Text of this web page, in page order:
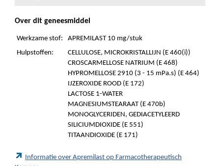
Over dit geneesmiddel
Werkzame stof:
APREMILAST 10 mg/stuk
Hulpstoffen:
CELLULOSE, MICROKRISTALLIJN (E 460(i))
CROSCARMELLOSE NATRIUM (E 468)
HYPROMELLOSE 2910 (3 - 15 mPa.s) (E 464)
IJZEROXIDE ROOD (E 172)
LACTOSE 1-WATER
MAGNESIUMSTEARAAT (E 470b)
MONOGLYCERIDEN, GEDIACETYLEERD
SILICIUMDIOXIDE (E 551)
TITAANDIOXIDE (E 171)
Informatie over Apremilast op Farmacotherapeutisch